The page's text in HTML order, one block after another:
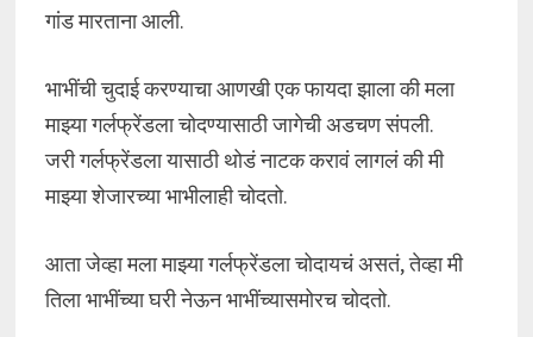
गांड मारताना आली.
भाभींची चुदाई करण्याचा आणखी एक फायदा झाला की मला
माझ्या गर्लफ्रेंडला चोदण्यासाठी जागेची अडचण संपली.
जरी गर्लफ्रेंडला यासाठी थोडं नाटक करावं लागलं की मी
माझ्या शेजारच्या भाभीलाही चोदतो.
आता जेव्हा मला माझ्या गर्लफ्रेंडला चोदायचं असतं, तेव्हा मी
तिला भाभींच्या घरी नेऊन भाभींच्यासमोरच चोदतो.